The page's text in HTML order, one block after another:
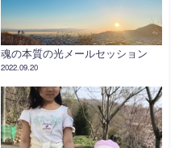
魂の本質の光メールセッション
2022.09.20